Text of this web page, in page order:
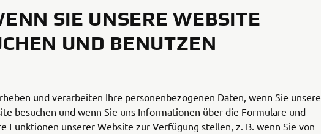
SIE UNSERE WEBSITE
UND BENUTZEN
und verarbeiten Ihre personenbezogenen Daten, wenn Sie unsere
besuchen und wenn Sie uns Informationen über die Formulare und
Funktionen unserer Website zur Verfügung stellen, z. B. wenn Sie von